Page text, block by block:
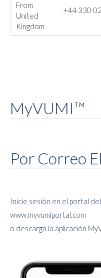
From
United
Kingdom
+44 330
MyVUMI™
Por Correo
Inicie sesión en el portal
www.myvumiportal.com
o descarga la aplicación